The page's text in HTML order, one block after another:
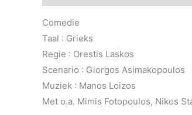
Comedie
Taal : Grieks
Regie : Orestis Laskos
Scenario : Giorgos Asimakopoulos
Muziek : Manos Loizos
Met o.a. Mimis Fotopoulos, Nikos